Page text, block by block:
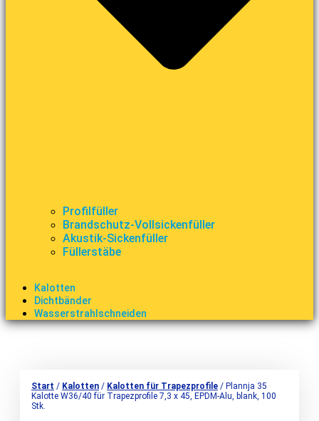
Profilfüller
Brandschutz-Vollsickenfüller
Akustik-Sickenfüller
Füllerstäbe
Kalotten
Dichtbänder
Wasserstrahlschneiden
Start / Kalotten / Kalotten für Trapezprofile / Plannja 35
Kalotte W36/40 für Trapezprofile 7,3 x 45, EPDM-Alu, blank, 100
Stk.